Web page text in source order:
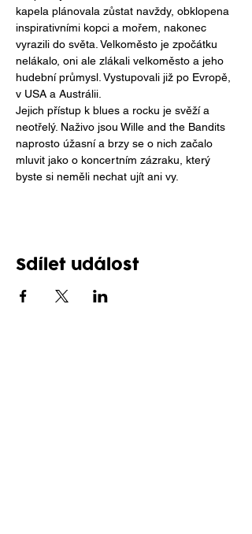
kapela plánovala zůstat navždy, obklopena
inspirativními kopci a mořem, nakonec
vyrazili do světa. Velkoměsto je zpočátku
nelákalo, oni ale zlákali velkoměsto a jeho
hudební průmysl. Vystupovali již po Evropě,
v USA a Austrálii.
Jejich přístup k blues a rocku je svěží a
neotřelý. Naživo jsou Wille and the Bandits
naprosto úžasní a brzy se o nich začalo
mluvit jako o koncertním zázraku, který
byste si neměli nechat ujít ani vy.
Sdílet událost